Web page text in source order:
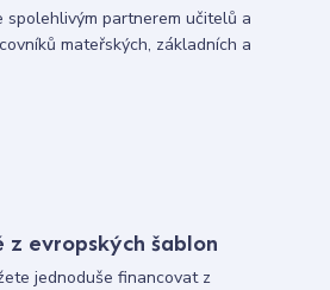
partnerem učitelů a
mateřských, základních a
z evropských šablon
jednoduše financovat z